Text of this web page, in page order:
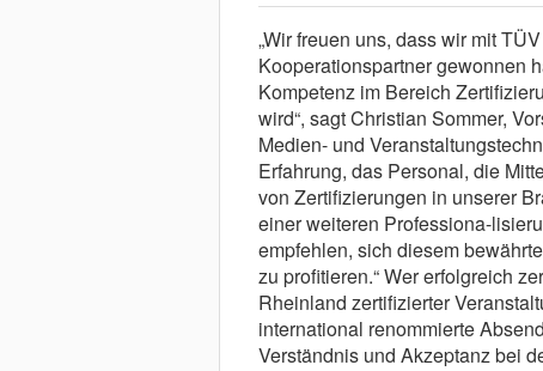
„Wir freuen uns, dass wir mit
Kooperationspartner gewonnen
Kompetenz im Bereich
wird“, sagt Christian Sommer,
Medien- und
Erfahrung, das Personal, die
von Zertifizierungen in unserer
einer weiteren Professiona-
empfehlen, sich diesem
zu profitieren.“ Wer erfolgreich
Rheinland zertifizierter
international renommierte
Verständnis und Akzeptanz bei